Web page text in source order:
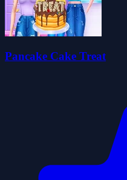
Pancake Cake Treat